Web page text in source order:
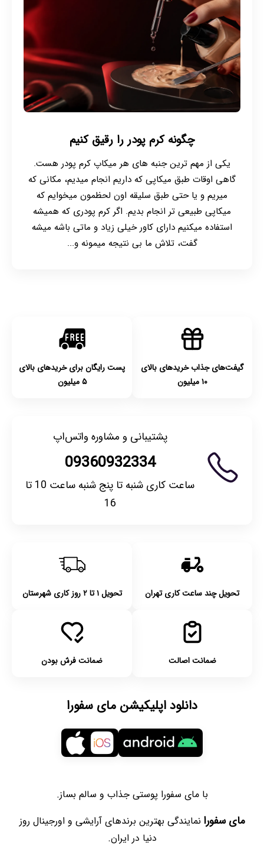
چگونه کرم پودر را رقیق کنیم
یکی از مهم ترین جنبه های هر میکاپ کرم پودر هست.
گاهی اوقات طبق میکاپی که داریم انجام میدیم، مکانی که
میریم و یا حتی طبق سلیقه اون لحظمون میخوایم که
میکاپی طبیعی تر انجام بدیم. اگر کرم پودری که همیشه
استفاده میکنیم دارای کاور خیلی زیاد و ماتی باشه میشه
گفت، تلاش ما بی نتیجه میمونه و...
گیفت‌های جذاب خریدهای بالای
۱۰ میلیون
پست رایگان برای خریدهای بالای
۵ میلیون
پشتیبانی و مشاوره واتس‌اپ
09360932334
ساعت کاری شنبه تا پنج شنبه ساعت 10 تا
16
تحویل چند ساعت کاری تهران تحویل ۱ تا ۲ روز کاری شهرستان
ضمانت اصالت ضمانت فرش بودن
دانلود اپلیکیشن مای سفورا
با مای سفورا پوستی جذاب و سالم بساز.
مای سفورا نمایندگی بهترین برندهای آرایشی و اورجینال روز
دنیا در ایران.